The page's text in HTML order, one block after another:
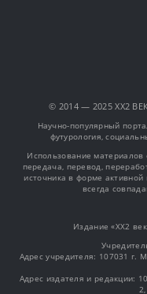
© 2014 — 2025 XX2
Научно-популярный
футурология,
Использование материалов
передача, перевод,
источника в форме
всегда
Издание «XX2
Адрес учредителя: 107031 г.
Адрес издателя и редакции: